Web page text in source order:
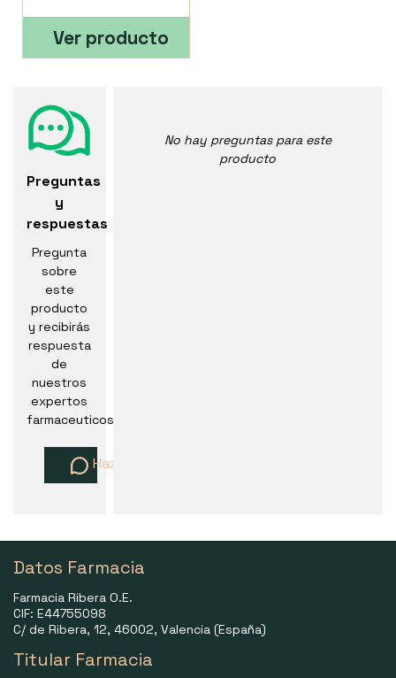
Ver producto
Preguntas
y
respuestas
Pregunta
sobre
este
producto
y recibirás
respuesta
de
nuestros
expertos
farmaceuticos
Haz una pregunta
No hay preguntas para este
producto
Datos Farmacia
Farmacia Ribera O.E.
CIF: E44755098
C/ de Ribera, 12, 46002, Valencia (España)
Titular Farmacia